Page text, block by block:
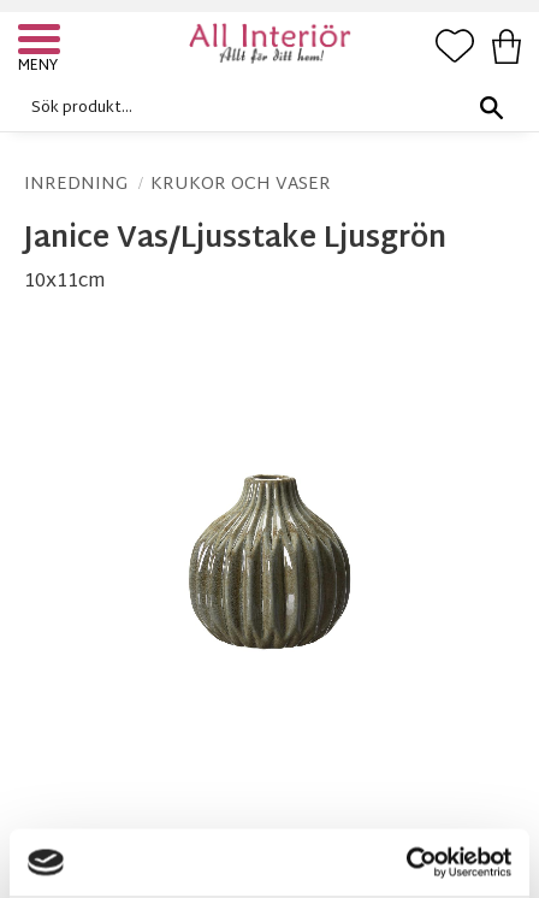
Meny
INREDNING KRUKOR OCH VASER
Janice Vas/Ljusstake Ljusgrön
10x11cm
99,00